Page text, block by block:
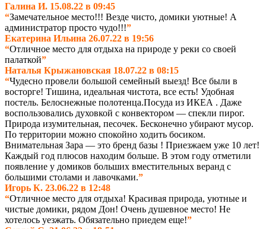
Галина И. 15.08.22 в 09:45
“Замечательное место!!! Везде чисто, домики уютные! А
администратор просто чудо!!!”
Екатерина Ильина 26.07.22 в 19:56
“Отличное место для отдыха на природе у реки со своей
палаткой”
Наталья Крыжановская 18.07.22 в 08:15
“Чудесно провели большой семейный выезд! Все были в
восторге! Тишина, идеальная чистота, все есть! Удобная
постель. Белоснежные полотенца.Посуда из ИКЕА . Даже
воспользовались духовкой с конвектором — спекли пирог.
Природа изумительная, песочек. Бесконечно убирают мусор.
По территории можно спокойно ходить босиком.
Внимательная Зара — это бренд базы ! Приезжаем уже 10 лет!
Каждый год плюсов находим больше. В этом году отметили
появление у домиков больших вместительных веранд с
большими столами и лавочками.”
Игорь К. 23.06.22 в 12:48
“Отличное место для отдыха! Красивая природа, уютные и
чистые домики, рядом Дон! Очень душевное место! Не
хотелось уезжать. Обязательно приедем еще!”